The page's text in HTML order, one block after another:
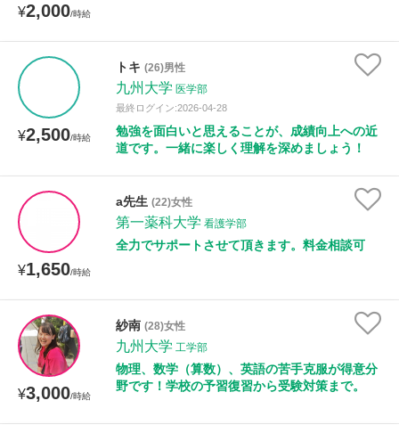
¥2,000/時給
¥2,500/時給
トキ (26)男性
九州大学 医学部
最終ログイン:2026-04-28
勉強を面白いと思えることが、成績向上への近
道です。一緒に楽しく理解を深めましょう！
¥1,650/時給
a先生 (22)女性
第一薬科大学 看護学部
全力でサポートさせて頂きます。料金相談可
¥3,000/時給
紗南 (28)女性
九州大学 工学部
物理、数学（算数）、英語の苦手克服が得意分
野です！学校の予習復習から受験対策まで。